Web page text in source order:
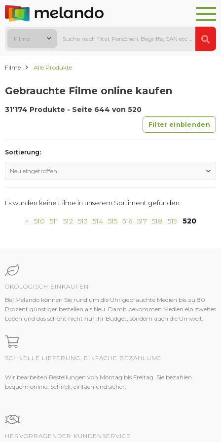
Filme
Filme Alle Produkte
Gebrauchte Filme online kaufen
31'174 Produkte - Seite 644 von 520
Filter einblenden
Sortierung:
Neu eingetroffen
Es wurden keine Filme in unserem Sortiment gefunden.
< 510 511 512 513 514 515 516 517 518 519 520
ÖKOLOGISCH EINKAUFEN
Bei Melando können Sie rund um die Uhr gebrauchte Medien bis zu 80
Prozent günstiger bestellen als Neu. Damit bekommen Medien ein zweites
Leben und das schont nicht nur Ihr Budget, sondern auch die Umwelt.
SCHNELLE LIEFERUNG, EINFACHE BEZAHLUNG
Wir bearbeiten Bestellungen von Montag bis Freitag. Sie bezahlen
bequem online. Schnell, einfach und sicher.
HERVORRAGENDER KUNDENSERVICE